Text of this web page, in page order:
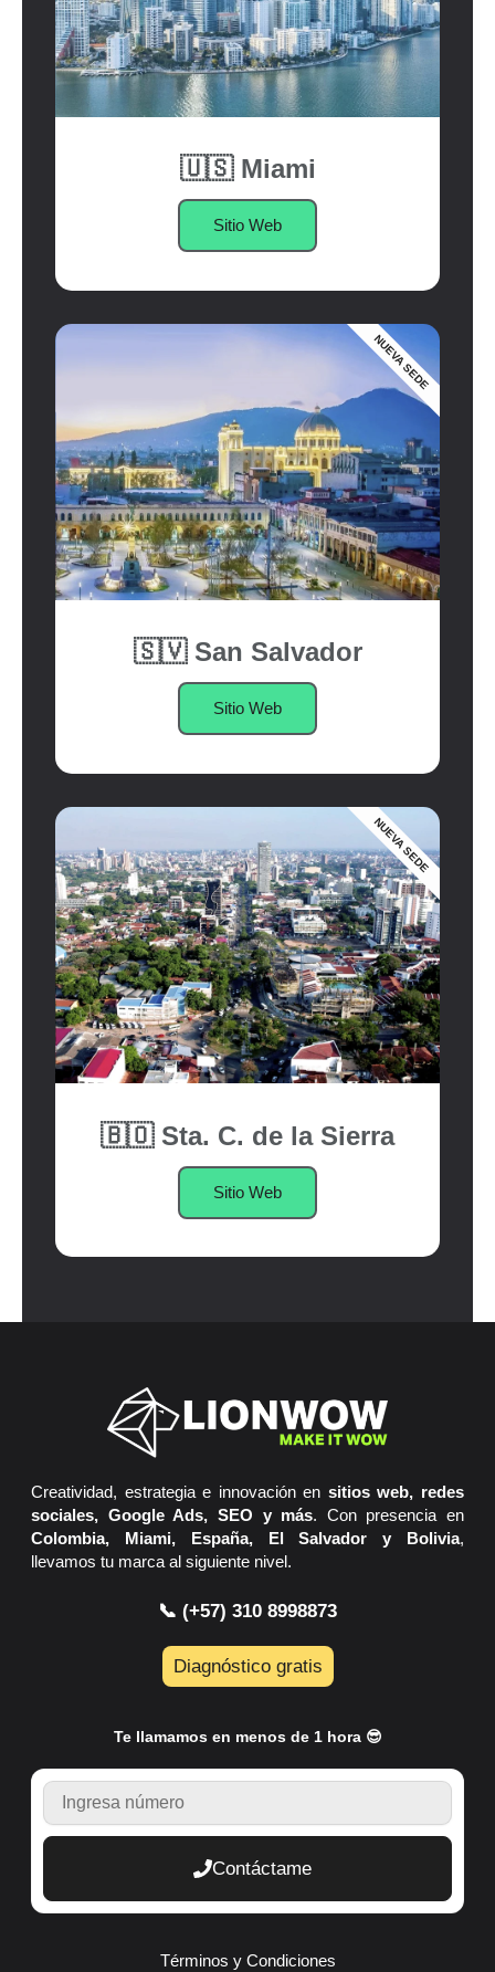
🇺🇸 Miami
Sitio Web
🇸🇻 San Salvador
Sitio Web
NUEVA SEDE
🇧🇴 Sta. C. de la Sierra
Sitio Web
NUEVA SEDE
Creatividad, estrategia e innovación en sitios web, redes
sociales, Google Ads, SEO y más. Con presencia en
Colombia, Miami, España, El Salvador y Bolivia,
llevamos tu marca al siguiente nivel.
📞 (+57) 310 8998873
Diagnóstico gratis
Te llamamos en menos de 1 hora 😎
TELEFONO
Contáctame
Términos y Condiciones